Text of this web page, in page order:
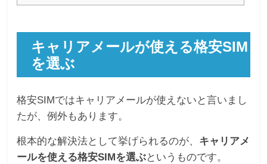
キャリアメールが使える格安SIM
を選ぶ
格安SIMではキャリアメールが使えないと言いまし
たが、例外もあります。
根本的な解決法として挙げられるのが、 キャリアメ
ールを使える格安SIMを選ぶというものです。